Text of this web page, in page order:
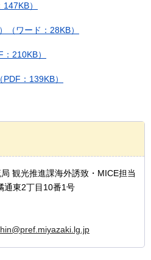
）
（ワード：28KB）
210KB）
：139KB）
観光推進課海外誘致・MICE担当
東2丁目10番1号